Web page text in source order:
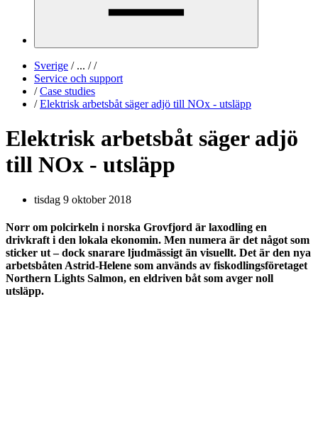
Sverige /... / /
Service och support
/ Case studies
/ Elektrisk arbetsbåt säger adjö till NOx - utsläpp
Elektrisk arbetsbåt säger adjö
till NOx - utsläpp
tisdag 9 oktober 2018
Norr om polcirkeln i norska Grovfjord är laxodling en
drivkraft i den lokala ekonomin. Men numera är det något som
sticker ut – dock snarare ljudmässigt än visuellt. Det är den nya
arbetsbåten Astrid-Helene som används av fiskodlingsföretaget
Northern Lights Salmon, en eldriven båt som avger noll
utsläpp.